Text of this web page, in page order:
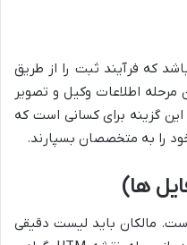
که فرآیند ثبت را از طریق
مرحله اطلاعات وکیل و تصویر
گزینه برای کسانی است که
را به متخصصان بسپارند.
مالکان باید لیست دقیقی